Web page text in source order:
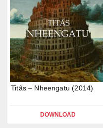
Titãs – Nheengatu (2014)
DOWNLOAD